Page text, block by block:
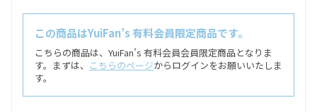
この商品はYuiFan’s 有料会員限定商品です。
こちらの商品は、YuiFan’s 有料会員会員限定商品となりま
す。まずは、 こちらのページからログインをお願いいたしま
す。